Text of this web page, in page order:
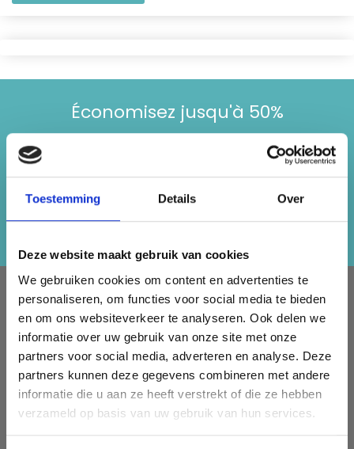
Toestemming Details Over
Deze website maakt gebruik van cookies
We gebruiken cookies om content en advertenties te
personaliseren, om functies voor social media te bieden
en om ons websiteverkeer te analyseren. Ook delen we
informatie over uw gebruik van onze site met onze
partners voor social media, adverteren en analyse. Deze
partners kunnen deze gegevens combineren met andere
informatie die u aan ze heeft verstrekt of die ze hebben
verzameld op basis van uw gebruik van hun services.
Économisez jusqu'à 50%
Recevez notre newsletter gratuite et
bénéficiez d'inspiration, d'offres et de
réductions !
À PROPOS DE NOUS
LindeHobby fournit tout le Danemark avec du fil de qualité.
Nous avons une large gamme de marques populaires avec
plus de 15 000 numéros d'articles. Notre équipe s'efforce
de vous fournir le meilleur service possible et la livraison la
plus rapide à tout moment. Découvrez l'équipe derrière
LindeHobby ici.